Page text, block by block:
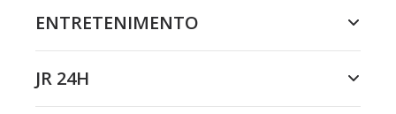
ENTRETENIMENTO
JR 24H